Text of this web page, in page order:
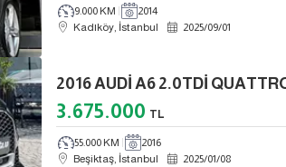
9.000 KM
2014
Kadıköy, İstanbul
2025/09/01
3.675.000 TL
55.000 KM
2016
Beşiktaş, İstanbul
2025/01/08